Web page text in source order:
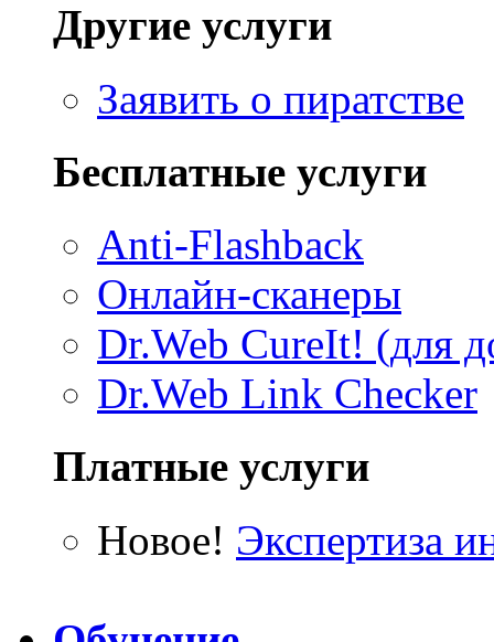
Другие услуги
Заявить о пиратстве
Бесплатные услуги
Anti-Flashback
Онлайн-сканеры
Dr.Web CureIt! (для
Dr.Web Link Checker
Платные услуги
Новое! Экспертиза